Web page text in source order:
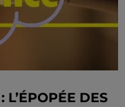
L’ÉPOPÉE DES